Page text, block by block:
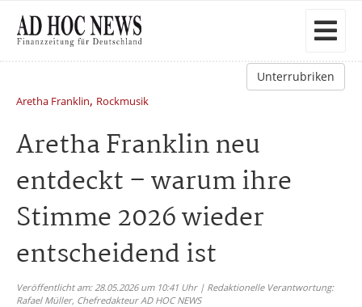
Unterrubriken
Aretha Franklin, Rockmusik
Aretha Franklin neu
entdeckt – warum ihre
Stimme 2026 wieder
entscheidend ist
Veröffentlicht am: 28.05.2026 um 10:41 Uhr | Redaktionelle Verantwortung:
Rafael Müller, Chefredakteur AD HOC NEWS